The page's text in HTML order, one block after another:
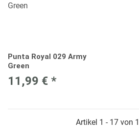
Punta Royal 029 Army
Green
11,99 € *
Artikel 1 - 17 von